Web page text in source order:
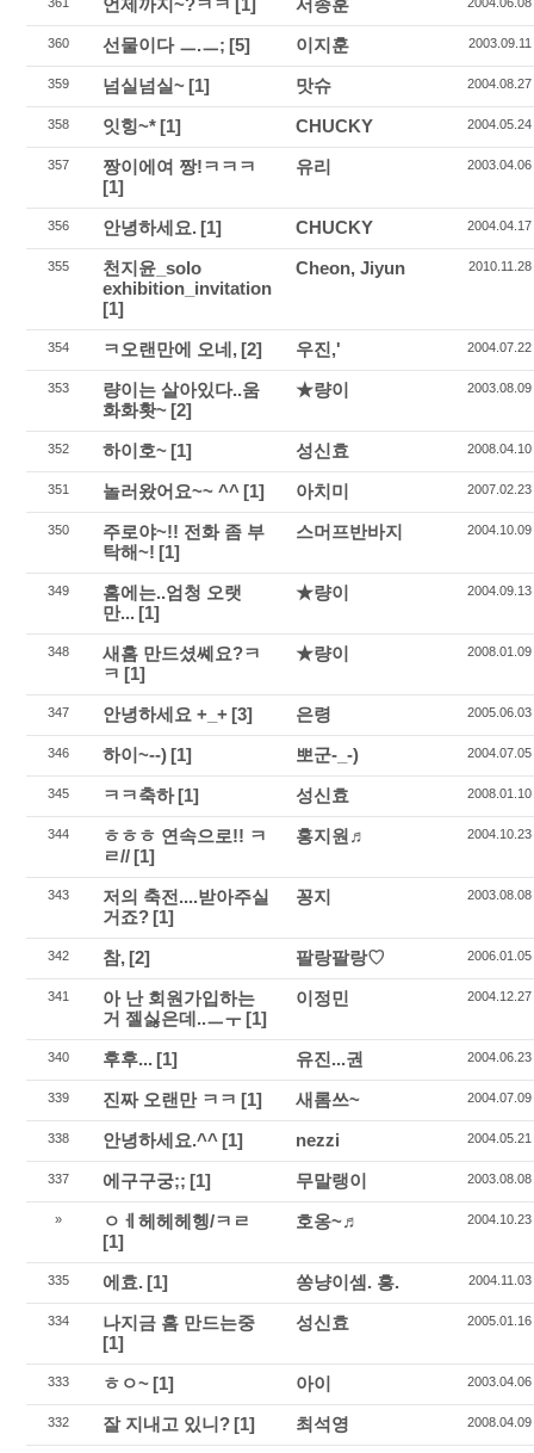
언제까지~?ㅋㅋ [1] 서종훈
360 선물이다 ㅡ.ㅡ; [5] 이지훈 2003.09.11
359 넘실넘실~ [1] 맛슈 2004.08.27
358 잇힝~* [1] CHUCKY 2004.05.24
357
짱이에여 짱!ㅋㅋㅋ
[1]
유리 2003.04.06
356 안녕하세요. [1] CHUCKY 2004.04.17
355
천지윤_solo
exhibition_invitation
[1]
Cheon, Jiyun 2010.11.28
354 ㅋ오랜만에 오네, [2] 우진,' 2004.07.22
353
량이는 살아있다..움
화화홧~ [2]
★량이 2003.08.09
352 하이호~ [1] 성신효 2008.04.10
351 놀러왔어요~~ ^^ [1] 아치미 2007.02.23
350
주로야~!! 전화 좀 부
탁해~! [1]
스머프반바지 2004.10.09
349
홈에는..엄청 오랫
만... [1]
★량이 2004.09.13
348
새홈 만드셨쎼요?ㅋ
ㅋ [1]
★량이 2008.01.09
347 안녕하세요 +_+ [3] 은령 2005.06.03
346 하이~--) [1] 뽀군-_-) 2004.07.05
345 ㅋㅋ축하[1] 성신효 2008.01.10
344
ㅎㅎㅎ 연속으로!! ㅋ
ㄹ// [1]
홍지원♬ 2004.10.23
343
저의 축전....받아주실
거죠? [1]
꽁지 2003.08.08
342 참, [2] 팔랑팔랑♡ 2006.01.05
341
아 난 회원가입하는
거 젤싫은데..ㅡㅜ [1]
이정민 2004.12.27
340 후후... [1] 유진...권 2004.06.23
339 진짜 오랜만 ㅋㅋ [1] 새롬쓰~ 2004.07.09
338 안녕하세요.^^ [1] nezzi 2004.05.21
337 에구구궁;; [1] 무말랭이 2003.08.08
»
ㅇㅔ헤헤헤헹/ㅋㄹ
[1]
호옹~♬ 2004.10.23
335 에효. [1] 쏭냥이셈. 흥. 2004.11.03
334
나지금 홈 만드는중
[1]
성신효 2005.01.16
333 ㅎㅇ~ [1] 아이 2003.04.06
332 잘 지내고 있니? [1] 최석영 2008.04.09